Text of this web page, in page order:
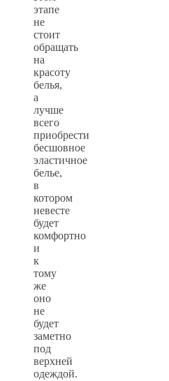
этапе
не
стоит
обращать
на
красоту
белья,
а
лучше
всего
приобрести
бесшовное
эластичное
белье,
в
котором
невесте
будет
комфортно
и
к
тому
же
оно
не
будет
заметно
под
верхней
одеждой.